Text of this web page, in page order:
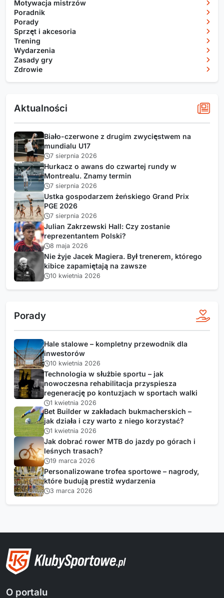
Motywacja mistrzów
Poradnik
Porady
Sprzęt i akcesoria
Trening
Wydarzenia
Zasady gry
Zdrowie
Aktualności
Biało-czerwone z drugim zwycięstwem na
mundialu U17
7 sierpnia 2026
Hurkacz o awans do czwartej rundy w
Montrealu. Znamy termin
7 sierpnia 2026
Ustka gospodarzem żeńskiego Grand Prix
PGE 2026
7 sierpnia 2026
Julian Zakrzewski Hall: Czy zostanie
reprezentantem Polski?
8 maja 2026
Nie żyje Jacek Magiera. Był trenerem, którego
kibice zapamiętają na zawsze
10 kwietnia 2026
Porady
Hale stalowe – kompletny przewodnik dla
inwestorów
10 kwietnia 2026
Technologia w służbie sportu – jak
nowoczesna rehabilitacja przyspiesza
regenerację po kontuzjach w sportach walki
1 kwietnia 2026
Bet Builder w zakładach bukmacherskich –
jak działa i czy warto z niego korzystać?
1 kwietnia 2026
Jak dobrać rower MTB do jazdy po górach i
leśnych trasach?
19 marca 2026
Personalizowane trofea sportowe – nagrody,
które budują prestiż wydarzenia
3 marca 2026
O portalu